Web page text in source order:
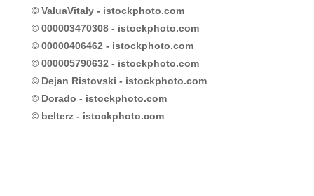
© ValuaVitaly - istockphoto.com
© 000003470308 - istockphoto.com
© 00000406462 - istockphoto.com
© 000005790632 - istockphoto.com
© Dejan Ristovski - istockphoto.com
© Dorado - istockphoto.com
© belterz - istockphoto.com